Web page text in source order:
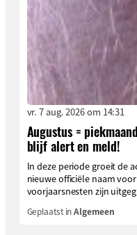
vr. 7 aug. 2026 om 14:31
Augustus =
blijf alert en meld!
In deze periode groeit de
nieuwe officiële naam
voorjaarsnesten zijn
Geplaatst inAlgemeen